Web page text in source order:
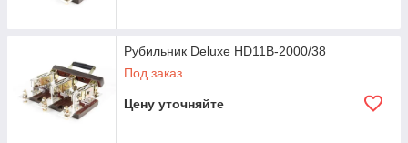
Рубильник Deluxe HD11B-2000/38
Под заказ
Цену уточняйте